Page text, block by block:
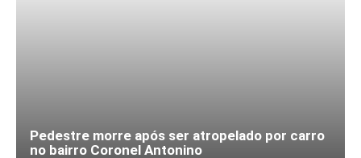
Pedestre morre após ser atropelado por carro
no bairro Coronel Antonino